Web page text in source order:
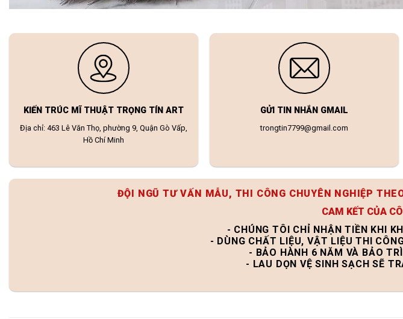
KIẾN TRÚC MĨ THUẬT TRỌNG TÍN ART
Địa chỉ: 463 Lê Văn Thọ, phường 9, Quận Gò Vấp,
Hồ Chí Minh
GỬI TIN NHẮN GMAIL
trongtin7799@gmail.com
ĐỘI NGŨ TƯ VẤN MẪU, THI CÔNG CHUYÊN NGHIỆP
CAM KẾT CỦA
- CHÚNG TÔI CHỈ NHẬN TIỀN KHI
- DÙNG CHẤT LIỆU, VẬT LIỆU THI
- BẢO HÀNH 6 NĂM VÀ BẢO
- LAU DỌN VỆ SINH SẠCH SẼ